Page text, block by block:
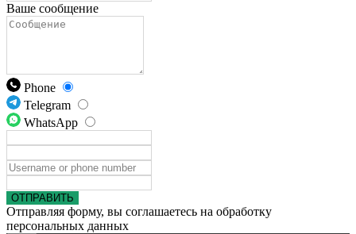
Ваше сообщение
Phone
Telegram
WhatsApp
ОТПРАВИТЬ
Отправляя форму, вы соглашаетесь на обработку
персональных данных